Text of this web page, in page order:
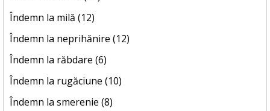
Îndemn la milă (12)
Îndemn la neprihănire (12)
Îndemn la răbdare (6)
Îndemn la rugăciune (10)
Îndemn la smerenie (8)